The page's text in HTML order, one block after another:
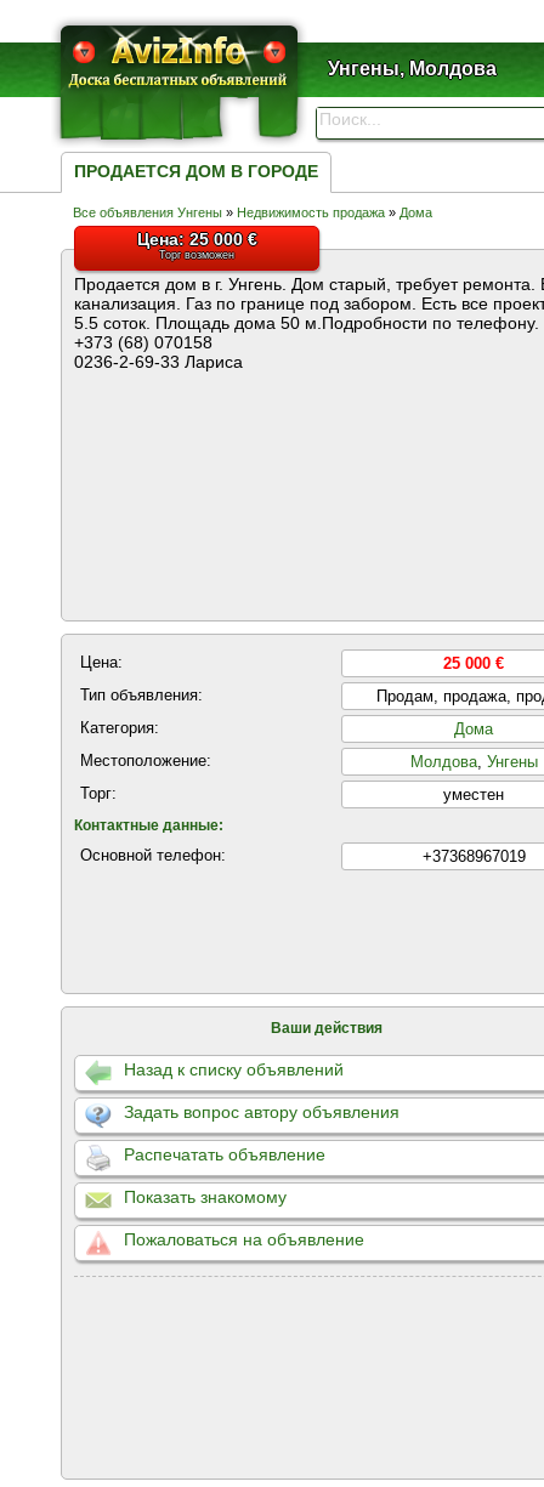
Унгены, Молдова
ПРОДАЕТСЯ ДОМ В ГОРОДЕ
Все объявления Унгены » Недвижимость продажа » Дома
Цена: 25 000 €
Торг возможен
Продается дом в г. Унгень. Дом старый, требует ремонта.
канализация. Газ по границе под забором. Есть все
5.5 соток. Площадь дома 50 м.Подробности по телефону.
+373 (68) 070158
0236-2-69-33 Лариса
Цена:
25 000 €
Тип объявления:
Продам, продажа,
Категория:
Дома
Местоположение:
Молдова, Унгены
Торг:
уместен
Контактные данные:
Основной телефон: +37368967019
Ваши действия
Назад к списку объявлений
Задать вопрос автору объявления
Распечатать объявление
Показать знакомому
Пожаловаться на объявление